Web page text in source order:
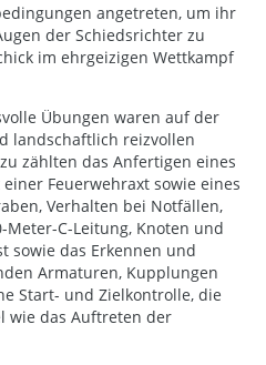
angetreten, um ihr
der Schiedsrichter zu
im ehrgeizigen Wettkampf
Übungen waren auf der
landschaftlich reizvollen
zählten das Anfertigen eines
Feuerwehraxt sowie eines
Verhalten bei Notfällen,
C-Leitung, Knoten und
sowie das Erkennen und
Armaturen, Kupplungen
Start- und Zielkontrolle, die
wie das Auftreten der